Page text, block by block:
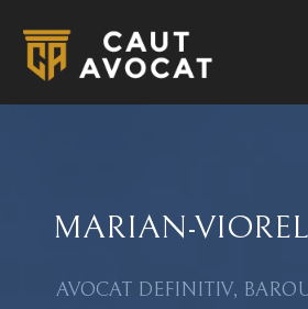
MARIAN-
AVOCAT DEFINITIV,